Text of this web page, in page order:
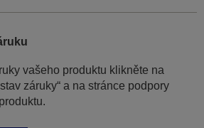
vašeho produktu klikněte na
záruky“ a na stránce podpory